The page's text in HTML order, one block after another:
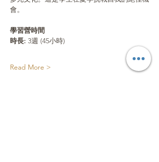
會。
學習營時間
時長: 3週 (45小時)
Read More >